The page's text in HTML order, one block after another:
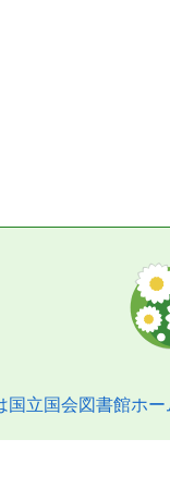
国立国会図書館ホー